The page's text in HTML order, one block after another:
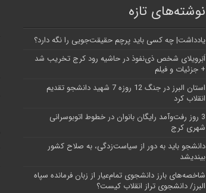
نوشته‌های تازه
یادداشت| ‌چه کسی باید پرچم حقیقت‌جویی را نگه دارد؟
اَبَر‌ویلای شخص ذی‌نفوذ در حاشیه‌ رود کرج تخریب شد
+ جزئیات و فیلم
استان البرز در جنگ 12 روزه 7 شهید دانشجو تقدیم
انقلاب کرد
3 روز رفت‌وآمد رایگان بانوان در خطوط اتوبوسرانی
شهری کرج
دانشجو باید به دور از سیاست‌زدگی، به صلاح کشور
بیندیشد
شاخصه‌های بارز دانشجوی تمام‌عیار از زبان فرمانده سپاه
البرز/ دانشجوی تراز انقلاب کیست؟